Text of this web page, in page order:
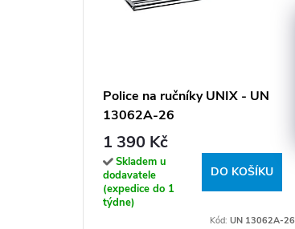
Police na ručníky UNIX - UN
13062A-26
1 390 Kč
Skladem u
dodavatele
(expedice do 1
týdne)
DO KOŠÍKU
Kód: UN 13062A-26